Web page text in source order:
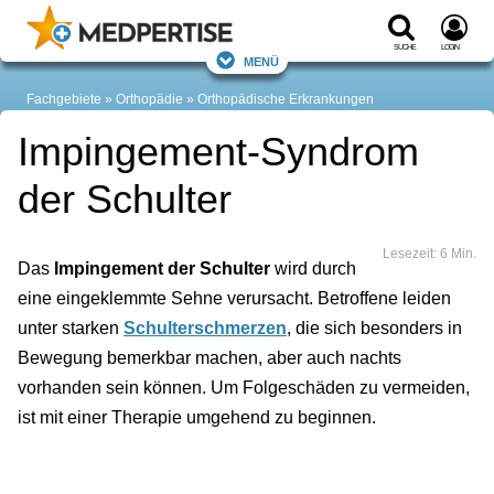
Suche Login
Menü
Fachgebiete Orthopädie Orthopädische Erkrankungen
Impingement-Syndrom
der Schulter
Lesezeit: 6 Min.
Das Impingement der Schulter wird durch
eine eingeklemmte Sehne verursacht. Betroffene leiden
unter starken Schulterschmerzen, die sich besonders in
Bewegung bemerkbar machen, aber auch nachts
vorhanden sein können. Um Folgeschäden zu vermeiden,
ist mit einer Therapie umgehend zu beginnen.